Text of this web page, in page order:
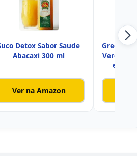
Detox Sabor Saude
Abacaxi 300 ml
Ver na Amazon
Greemy
Verde
em